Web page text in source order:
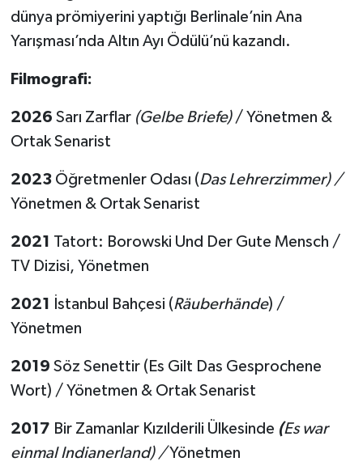
dünya prömiyerini yaptığı Berlinale’nin Ana
Yarışması’nda Altın Ayı Ödülü’nü kazandı.
Filmografi:
2026 Sarı Zarflar(Gelbe Briefe)/ Yönetmen &
Ortak Senarist
2023 Öğretmenler Odası (Das Lehrerzimmer) /
Yönetmen & Ortak Senarist
2021 Tatort: Borowski Und Der Gute Mensch /
TV Dizisi, Yönetmen
2021 İstanbul Bahçesi (Räuberhände) /
Yönetmen
2019 Söz Senettir (Es Gilt Das Gesprochene
Wort) / Yönetmen & Ortak Senarist
2017 Bir Zamanlar Kızılderili Ülkesinde (Es war
einmal Indianerland) /Yönetmen